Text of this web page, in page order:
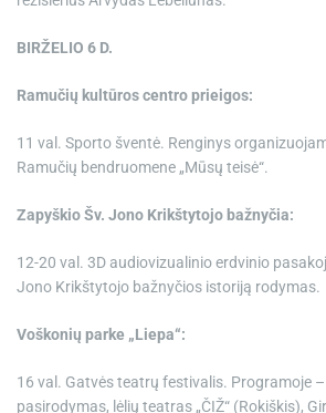
BIRŽELIO 6 D.
Ramučių kultūros centro prieigos:
11 val. Sporto šventė. Renginys
Ramučių bendruomene „Mūsų teisė“.
Zapyškio Šv. Jono Krikštytojo bažnyčia:
12-20 val. 3D audiovizualinio erdvinio
Jono Krikštytojo bažnyčios istoriją rodymas.
Voškonių parke „Liepa“:
16 val. Gatvės teatrų festivalis. Programoje
pasirodymas, lėlių teatras „ČIŽ“ (Rokiškis),